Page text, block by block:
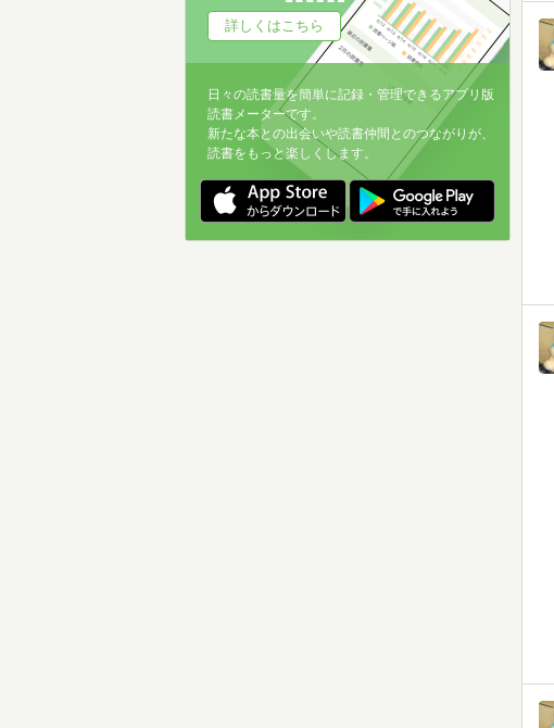
詳しくはこちら
日々の読書量を簡単に記録・管理できるアプリ版
読書メーターです。
新たな本との出会いや読書仲間とのつながりが、
読書をもっと楽しくします。